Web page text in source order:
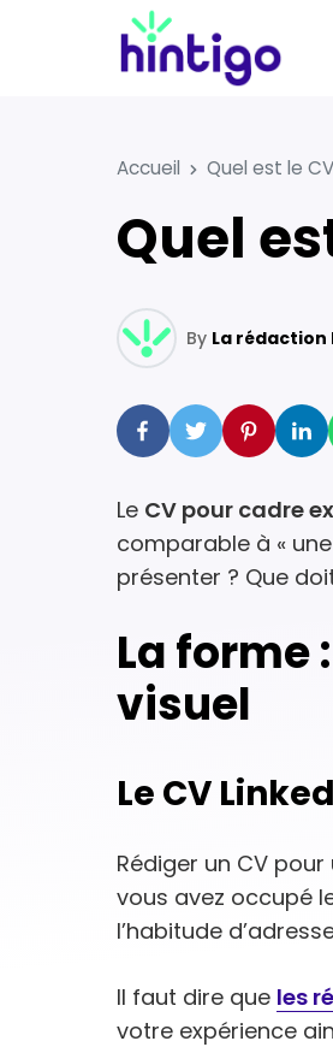
Accueil Quel est le
Quel
By La rédaction
Facebook
Twitter Pinterest
Le CV pour cadre
comparable à «
présenter ? Que
La forme
visuel
Le CV
Rédiger un CV
vous avez occupé
l’habitude
Il faut dire que les
votre expérience